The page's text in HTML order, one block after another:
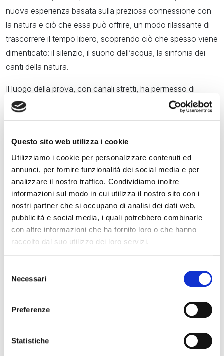
Questo sito web utilizza i cookie
Utilizziamo i cookie per personalizzare contenuti ed
annunci, per fornire funzionalità dei social media e per
analizzare il nostro traffico. Condividiamo inoltre
informazioni sul modo in cui utilizza il nostro sito con i
nostri partner che si occupano di analisi dei dati web,
pubblicità e social media, i quali potrebbero combinarle
con altre informazioni che ha fornito loro o che hanno
raccolto dal suo utilizzo dei loro servizi.
delNecessari
Preferenze
Statistiche
nuova esperienza basata sulla preziosa connessione con
la natura e ciò che essa può offrire, un modo rilassante di
trascorrere il tempo libero, scoprendo ciò che spesso viene
dimenticato: il silenzio, il suono dell’acqua, la sinfonia dei
canti della natura.
Il luogo della prova, con canali stretti, ha permesso di
testare nel dettaglio il funzionamento del motore elettrico
“La scelta di provare Yamaha Harmo su Capoforte SQ204i
a Venezia non è casuale – ha dichiaratoAlessandro
Russo, Marine division manager di Yamaha Motor
barca è stata proprio pensata per un utilizzo in una città
fluviale o lagunare dove la preservazione dell’ambiente e
del patrimonio artistico e culturale è fondamentale. Inoltre,
torneremo a Venezia alla
prossima edizione del Salone
la salvaguardia del territorio”.
occasione del Salone Nautico in programma dal 31
Bozzo, direttore Marketing di Vela spa e direttore